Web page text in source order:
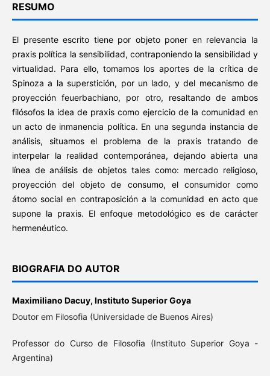
RESUMO
El presente escrito tiene por objeto poner en relevancia la
praxis política la sensibilidad, contraponiendo la sensibilidad y
virtualidad. Para ello, tomamos los aportes de la crítica de
Spinoza a la superstición, por un lado, y del mecanismo de
proyección feuerbachiano, por otro, resaltando de ambos
filósofos la idea de praxis como ejercicio de la comunidad en
un acto de inmanencia política. En una segunda instancia de
análisis, situamos el problema de la praxis tratando de
interpelar la realidad contemporánea, dejando abierta una
línea de análisis de objetos tales como: mercado religioso,
proyección del objeto de consumo, el consumidor como
átomo social en contraposición a la comunidad en acto que
supone la praxis. El enfoque metodológico es de carácter
hermenéutico.
BIOGRAFIA DO AUTOR
Maximiliano Dacuy, Instituto Superior Goya
Doutor em Filosofia (Universidade de Buenos Aires)
Professor do Curso de Filosofia (Instituto Superior Goya -
Argentina)